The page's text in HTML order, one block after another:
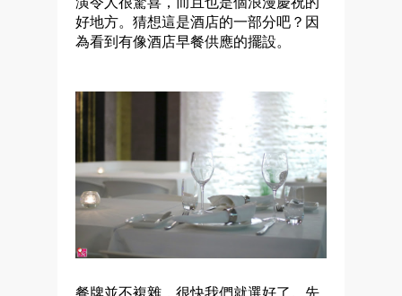
好地方。猜想這是酒店的一部分吧？因
為看到有像酒店早餐供應的擺設。